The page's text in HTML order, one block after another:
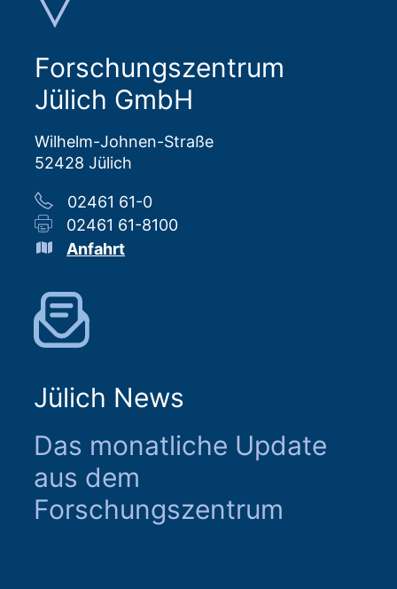
Forschungszentrum
Jülich GmbH
Wilhelm-Johnen-Straße
52428 Jülich
02461 61-0
02461 61-8100
Anfahrt
Jülich News
Das monatliche Update
aus dem
Forschungszentrum